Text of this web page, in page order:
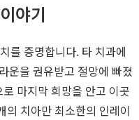
야기
를 증명합니다. 타 치과에
운을 권유받고 절망에 빠졌
마지막 희망을 안고 이곳
의 치아만 최소한의 인레이